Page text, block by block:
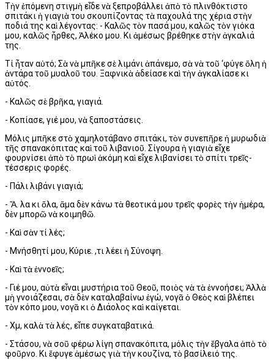
Τὴν ἑπόμενη στιγμὴ εἶδε νὰ ξεπροβάλλει ἀπὸ τὸ πλινθόκτιστο
σπιτάκι ἡ γιαγιὰ του σκουπίζοντας τὰ παχουλά της χέρια στὴν
ποδιά της καὶ λέγοντας: - Καλῶς τὸν πασά μου, καλῶς τὸν γιόκα
μου, καλῶς ἦρθες, Ἀλέκο μου. Κι ἀμέσως βρέθηκε στὴν ἀγκαλιά
της.
Τί ἦταν αὐτό; Σὰ νὰ μπῆκε σὲ λιμάνι ἀπάνεμο, σὰ νὰ τοῦ ‘φύγε ὅλη ἡ
ἀντάρα τοῦ μυαλοῦ του. Ξαφνικὰ ἀδείασε καὶ τὴν ἀγκαλίασε κι
αὐτός.
- Καλῶς σὲ βρῆκα, γιαγιά.
- Κοπίασε, γιέ μου, νὰ ξαποστάσεις.
Μόλις μπῆκε στὸ χαμηλοτάβανο σπιτάκι, τὸν συνεπῆρε ἡ μυρωδιὰ
τῆς σπανακόπιτας καὶ τοῦ λιβανιοῦ. Σίγουρα ἡ γιαγιὰ εἶχε
φουρνίσει ἀπὸ τὸ πρωὶ ἀκόμη καὶ εἶχε λιβανίσει τὸ σπίτι τρεῖς-
τέσσερις φορές.
- Πάλι λιβάνι γιαγιά;
- Ἄ. Ὅλα κι ὅλα, ἅμα δὲν κάνω τὰ θεοτικά μου τρεῖς φορὲς τὴν ἡμέρα,
δὲν μπορῶ νὰ κοιμηθῶ.
- Καὶ σὰν τί λές;
- Μνήσθητί μου, Κύριε. Ὅ,τι λέει ἡ Σύνοψη.
- Καὶ τὰ ἐννοεῖς;
- Γιέ μου, αὐτὰ εἶναι μυστήρια τοῦ Θεοῦ, ποιὸς νὰ τὰ ἐννοήσει; Ἀλλὰ
μὴ γνοιάζεσαι, σὰ δὲν καταλαβαίνω ἐγώ, νογᾶ ὁ Θεὸς καὶ βλέπει
τὸν κόπο μου, νογᾶ κι ὁ Διάολος καὶ καίγεται.
- Χμ, καλὰ τὰ λές, εἶπε συγκαταβατικά.
- Στάσου, νὰ σοῦ φέρω λίγη σπανακόπιτα, μόλις τὴν ἔβγαλα ἀπὸ τὸ
φοῦρνο. Κι ἔφυγε ἀμέσως γιὰ τὴν κουζίνα, τὸ βασίλειό της.